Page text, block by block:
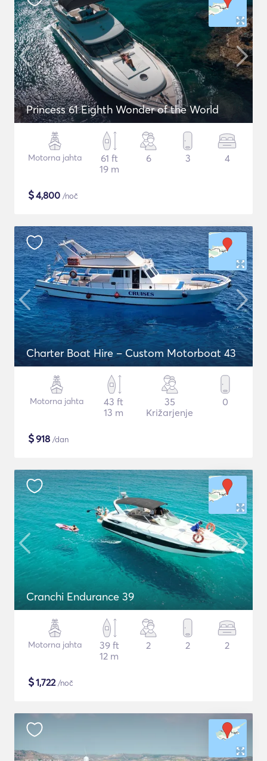
Princess 61 Eighth Wonder of the World
Motorna jahta
61 ft
19 m
6 3 4
$4,800 /noč
Charter Boat Hire – Custom Motorboat 43
Motorna jahta
43 ft
13 m
35
Križarjenje
0
$918 /dan
Cranchi Endurance 39
Motorna jahta
39 ft
12 m
2 2 2
$1,722/noč